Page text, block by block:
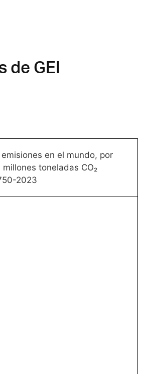
de GEI
en el mundo, por
toneladas CO₂
2023